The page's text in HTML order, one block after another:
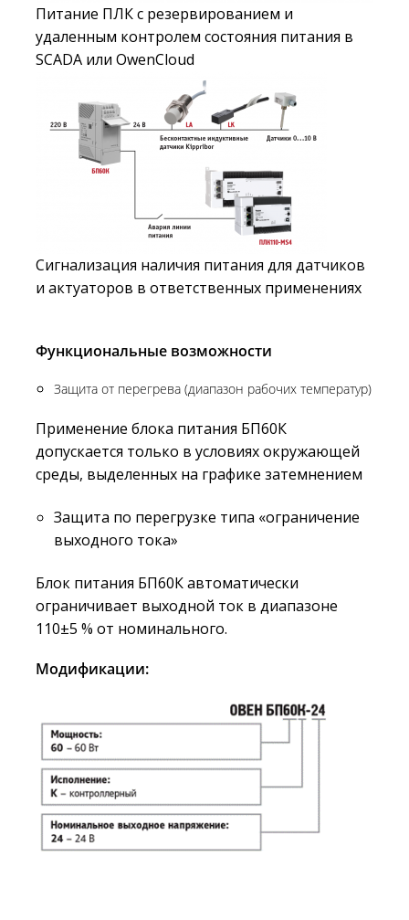
Питание ПЛК с резервированием и
удаленным контролем состояния питания в
SCADA или OwenCloud
Сигнализация наличия питания для датчиков
и актуаторов в ответственных применениях
Функциональные возможности
Защита от перегрева (диапазон рабочих температур)
Применение блока питания БП60К
допускается только в условиях окружающей
среды, выделенных на графике затемнением
Защита по перегрузке типа «ограничение
выходного тока»
Блок питания БП60К автоматически
ограничивает выходной ток в диапазоне
110±5 % от номинального.
Модификации: